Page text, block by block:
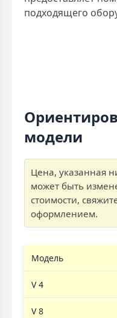
подходящего
модели
Цена, указанная
может быть
стоимости,
оформлением.
Модель
V 4
V 8